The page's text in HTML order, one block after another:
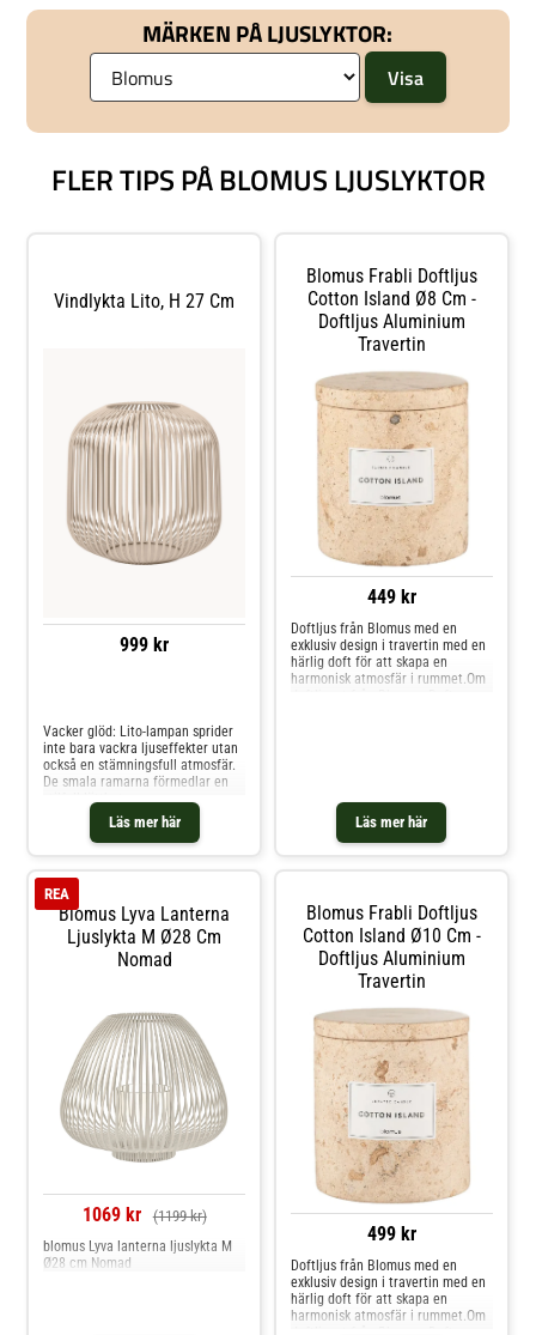
Handdisk rekommenderas. Shoppa
Ljusstakar och mer Ljusstakar &
Ljuslyktor hos Royal Design.
MÄRKEN PÅ LJUSLYKTOR:
FLER TIPS PÅ BLOMUS LJUSLYKTOR
Vindlykta Lito, H 27 Cm
999 kr
Läs mer här
Vacker glöd: Lito-lampan sprider
inte bara vackra ljuseffekter utan
också en stämningsfull atmosfär.
De smala ramarna förmedlar en
stilfull lätthet.
Blomus Frabli Doftljus
Cotton Island Ø8 Cm -
Doftljus Aluminium
Travertin
449 kr
Läs mer här
Doftljus från Blomus med en
exklusiv design i travertin med en
härlig doft för att skapa en
harmonisk atmosfär i rummet.Om
doftljuset- Håll alltid ljuset under
uppsikt. Shoppa Doftljus och mer
Ljusstakar & Ljuslyktor hos Royal
Blomus Lyva Lanterna
Ljuslykta M Ø28 Cm
Nomad
REA
1069 kr (1199 kr)
blomus Lyva lanterna ljuslykta M
Ø28 cm Nomad
Blomus Frabli Doftljus
Cotton Island Ø10 Cm -
Doftljus Aluminium
Travertin
499 kr
Doftljus från Blomus med en
exklusiv design i travertin med en
härlig doft för att skapa en
harmonisk atmosfär i rummet.Om